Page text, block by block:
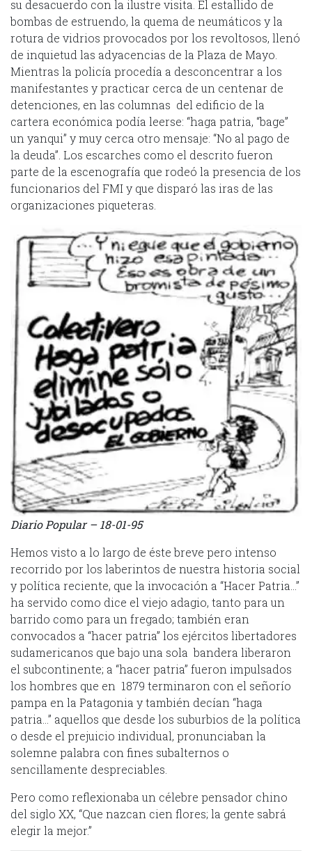
su desacuerdo con la ilustre visita. El estallido de
bombas de estruendo, la quema de neumáticos y la
rotura de vidrios provocados por los revoltosos, llenó
de inquietud las adyacencias de la Plaza de Mayo.
Mientras la policía procedía a desconcentrar a los
manifestantes y practicar cerca de un centenar de
detenciones, en las columnas del edificio de la
cartera económica podía leerse: “haga patria, “bage”
un yanqui” y muy cerca otro mensaje: “No al pago de
la deuda”. Los escarches como el descrito fueron
parte de la escenografía que rodeó la presencia de los
funcionarios del FMI y que disparó las iras de las
organizaciones piqueteras.
Diario Popular – 18-01-95
Hemos visto a lo largo de éste breve pero intenso
recorrido por los laberintos de nuestra historia social
y política reciente, que la invocación a “Hacer Patria…”
ha servido como dice el viejo adagio, tanto para un
barrido como para un fregado; también eran
convocados a “hacer patria” los ejércitos libertadores
sudamericanos que bajo una sola bandera liberaron
el subcontinente; a “hacer patria” fueron impulsados
los hombres que en 1879 terminaron con el señorío
pampa en la Patagonia y también decían “haga
patria…” aquellos que desde los suburbios de la política
o desde el prejuicio individual, pronunciaban la
solemne palabra con fines subalternos o
sencillamente despreciables.
Pero como reflexionaba un célebre pensador chino
del siglo XX, “Que nazcan cien flores; la gente sabrá
elegir la mejor.”